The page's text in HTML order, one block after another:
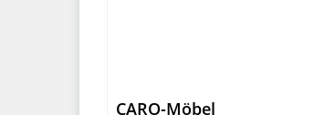
CARO-Möbel